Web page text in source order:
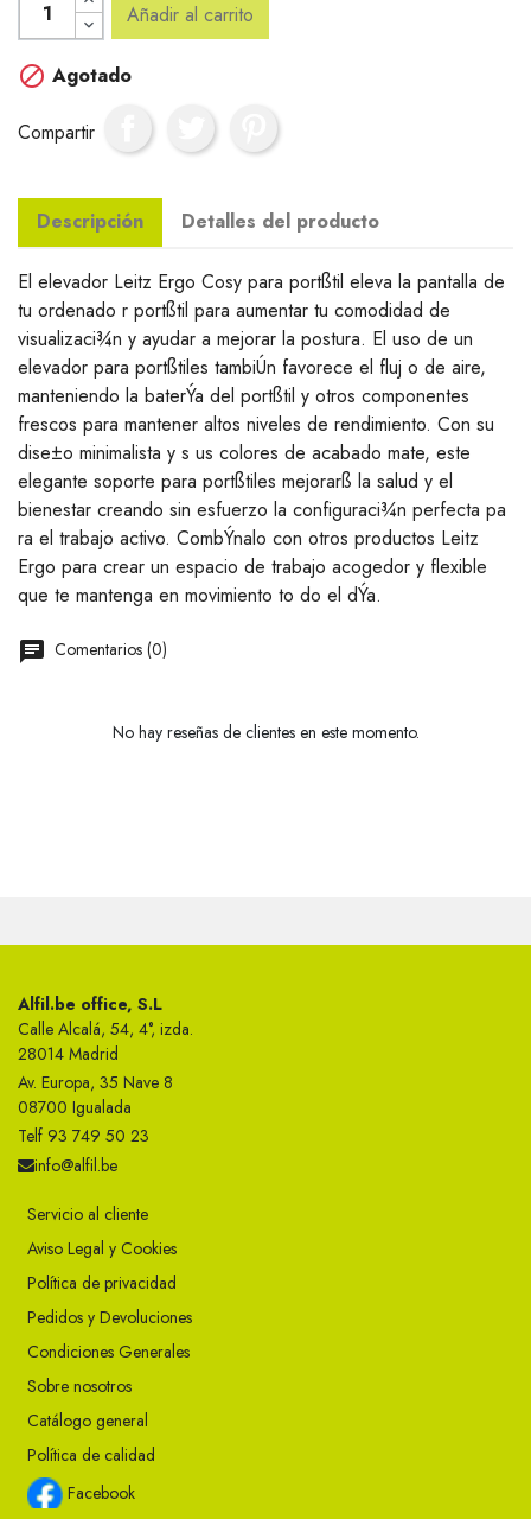
Añadir al carrito
 Agotado
Compartir
Descripción Detalles del producto
El elevador Leitz Ergo Cosy para portßtil eleva la pantalla de
tu ordenado r portßtil para aumentar tu comodidad de
visualizaci¾n y ayudar a mejorar la postura. El uso de un
elevador para portßtiles tambiÚn favorece el fluj o de aire,
manteniendo la baterÝa del portßtil y otros componentes
frescos para mantener altos niveles de rendimiento. Con su
dise±o minimalista y s us colores de acabado mate, este
elegante soporte para portßtiles mejorarß la salud y el
bienestar creando sin esfuerzo la configuraci¾n perfecta pa
ra el trabajo activo. CombÝnalo con otros productos Leitz
Ergo para crear un espacio de trabajo acogedor y flexible
que te mantenga en movimiento to do el dÝa.
Comentarios (0)
No hay reseñas de clientes en este momento.
Alfil.be office, S.L
Calle Alcalá, 54, 4°, izda.
28014 Madrid
Av. Europa, 35 Nave 8
08700 Igualada
Telf 93 749 50 23
info@alfil.be
Servicio al cliente
Aviso Legal y Cookies
Política de privacidad
Pedidos y Devoluciones
Condiciones Generales
Sobre nosotros
Catálogo general
Política de calidad
Facebook